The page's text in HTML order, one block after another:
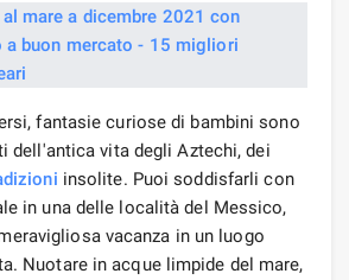
fantasie curiose di bambini sono
dell'antica vita degli Aztechi, dei
insolite. Puoi soddisfarli con
in una delle località del Messico,
vacanza in un luogo
Nuotare in acque limpide del mare,